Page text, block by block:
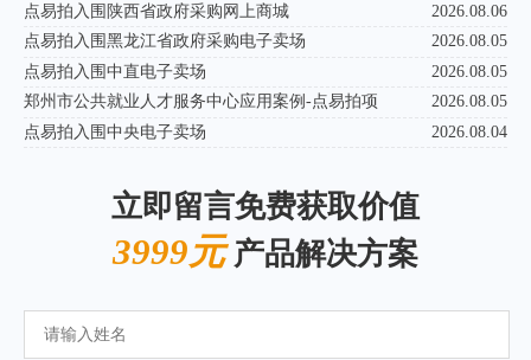
点易拍入围陕西省政府采购网上商城
2026.08.06
点易拍入围黑龙江省政府采购电子卖场
2026.08.05
点易拍入围中直电子卖场
2026.08.05
郑州市公共就业人才服务中心应用案例-点易拍项
2026.08.05
点易拍入围中央电子卖场
2026.08.04
立即留言免费获取价值
3999元产品解决方案